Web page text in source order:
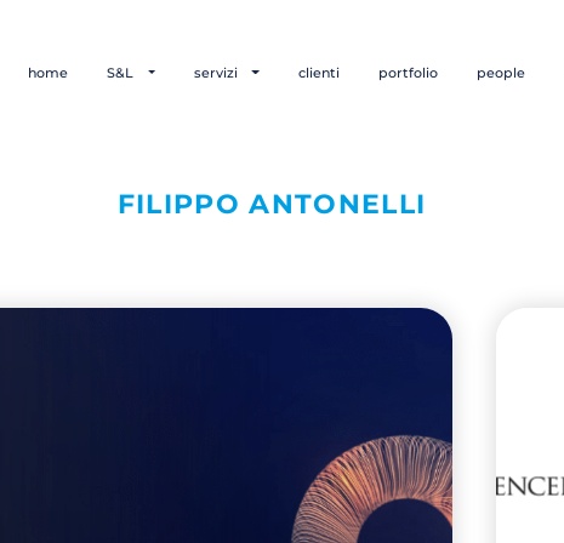
home S&L servizi clienti portfolio people
FILIPPO ANTONELLI